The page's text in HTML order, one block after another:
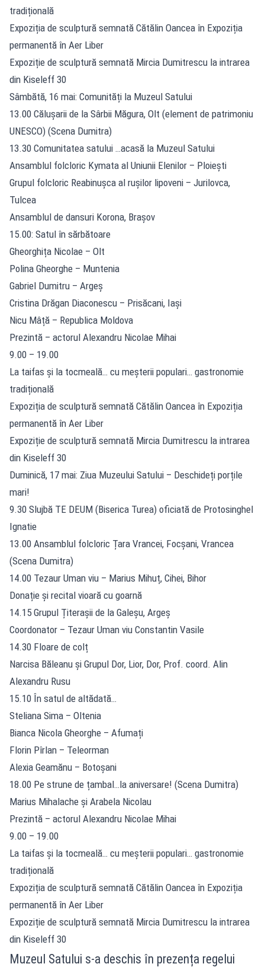
tradițională
Expoziția de sculptură semnată Cătălin Oancea în Expoziția
permanentă în Aer Liber
Expoziție de sculptură semnată Mircia Dumitrescu la intrarea
din Kiseleff 30
Sâmbătă, 16 mai: Comunități la Muzeul Satului
13.00 Călușarii de la Sârbii Măgura, Olt (element de patrimoniu
UNESCO) (Scena Dumitra)
13.30 Comunitatea satului …acasă la Muzeul Satului
Ansamblul folcloric Kymata al Uniunii Elenilor – Ploiești
Grupul folcloric Reabinușca al rușilor lipoveni – Jurilovca,
Tulcea
Ansamblul de dansuri Korona, Brașov
15.00: Satul în sărbătoare
Gheorghița Nicolae – Olt
Polina Gheorghe – Muntenia
Gabriel Dumitru – Argeș
Cristina Drăgan Diaconescu – Prisăcani, Iași
Nicu Mâță – Republica Moldova
Prezintă – actorul Alexandru Nicolae Mihai
9.00 – 19.00
La taifas și la tocmeală… cu meșterii populari… gastronomie
tradițională
Expoziția de sculptură semnată Cătălin Oancea în Expoziția
permanentă în Aer Liber
Expoziție de sculptură semnată Mircia Dumitrescu la intrarea
din Kiseleff 30
Duminică, 17 mai: Ziua Muzeului Satului – Deschideți porțile
mari!
9.30 Slujbă TE DEUM (Biserica Turea) oficiată de Protosinghel
Ignatie
13.00 Ansamblul folcloric Țara Vrancei, Focșani, Vrancea
(Scena Dumitra)
14.00 Tezaur Uman viu – Marius Mihuț, Cihei, Bihor
Donație și recital vioară cu goarnă
14.15 Grupul Țiterașii de la Galeșu, Argeș
Coordonator – Tezaur Uman viu Constantin Vasile
14.30 Floare de colț
Narcisa Băleanu și Grupul Dor, Lior, Dor, Prof. coord. Alin
Alexandru Rusu
15.10 În satul de altădată…
Steliana Sima – Oltenia
Bianca Nicola Gheorghe – Afumați
Florin Pîrlan – Teleorman
Alexia Geamănu – Botoșani
18.00 Pe strune de țambal…la aniversare! (Scena Dumitra)
Marius Mihalache și Arabela Nicolau
Prezintă – actorul Alexandru Nicolae Mihai
9.00 – 19.00
La taifas și la tocmeală… cu meșterii populari… gastronomie
tradițională
Expoziția de sculptură semnată Cătălin Oancea în Expoziția
permanentă în Aer Liber
Expoziție de sculptură semnată Mircia Dumitrescu la intrarea
din Kiseleff 30
Muzeul Satului s-a deschis în prezența regelui